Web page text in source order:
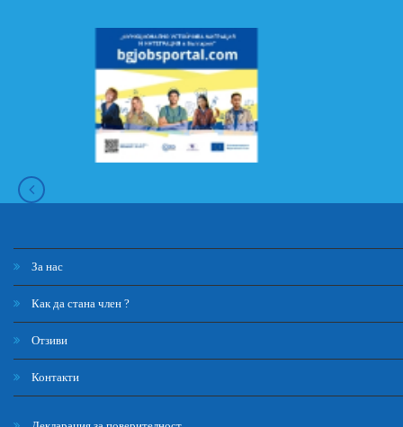
За нас
Как да стана член ?
Отзиви
Контакти